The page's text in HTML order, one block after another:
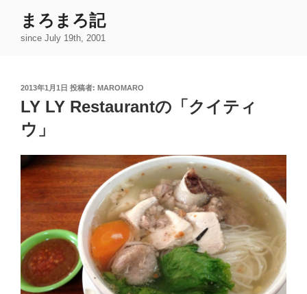
まろまろ記
since July 19th, 2001
投
稿
日:
2013年1月1日 投稿者: MAROMARO
LY LY Restaurantの「クイティ
ウ」